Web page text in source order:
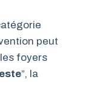
peut
foyers
”, la